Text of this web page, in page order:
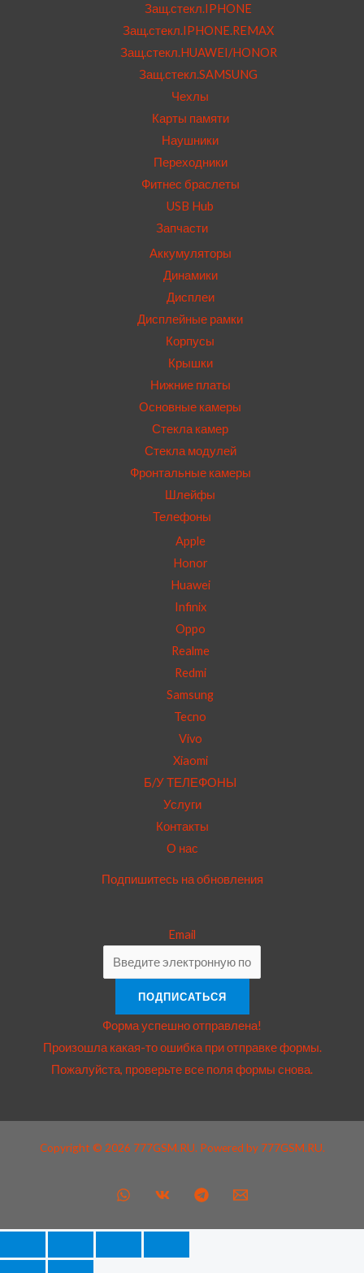
Защ.стекл.IPHONE
Защ.стекл.IPHONE.REMAX
Защ.стекл.HUAWEI/HONOR
Защ.стекл.SAMSUNG
Чехлы
Карты памяти
Наушники
Переходники
Фитнес браслеты
USB Hub
Запчасти
Аккумуляторы
Динамики
Дисплеи
Дисплейные рамки
Корпусы
Крышки
Нижние платы
Основные камеры
Стекла камер
Стекла модулей
Фронтальные камеры
Шлейфы
Телефоны
Apple
Honor
Huawei
Infinix
Oppo
Realme
Redmi
Samsung
Tecno
Vivo
Xiaomi
Б/У ТЕЛЕФОНЫ
Услуги
Контакты
О нас
Подпишитесь на обновления
Email
ПОДПИСАТЬСЯ
Форма успешно отправлена!
Произошла какая-то ошибка при отправке формы.
Пожалуйста, проверьте все поля формы снова.
Copyright © 2026 777GSM.RU. Powered by 777GSM.RU.